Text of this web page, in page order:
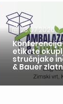
23.07.2026.
etikete
stručnjake
& Bauer